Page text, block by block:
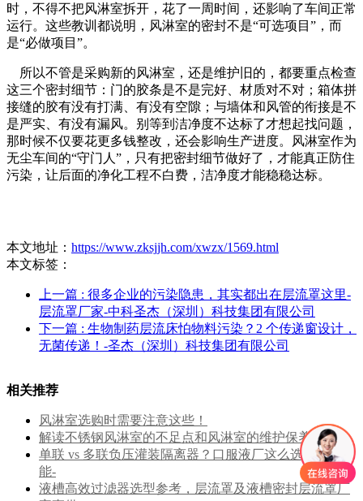
时，不得不把风淋室拆开，花了一周时间，还影响了车间正常
运行。这些教训都说明，风淋室的密封不是“可选项目”，而
是“必做项目”。
所以不管是采购新的风淋室，还是维护旧的，都要重点检查
这三个密封细节：门的胶条是不是完好、材质对不对；箱体拼
接缝的胶有没有打满、有没有空隙；与墙体和风管的衔接是不
是严实、有没有漏风。别等到洁净度不达标了才想起找问题，
那时候不仅要花更多钱整改，还会影响生产进度。风淋室作为
无尘车间的“守门人”，只有把密封细节做好了，才能真正防住
污染，让后面的净化工程不白费，洁净度才能稳稳达标。
本文地址： https://www.zksjjh.com/xwzx/1569.html
本文标签：
上一篇 : 很多企业的污染隐患，其实都出在层流罩这里-
层流罩厂家-中科圣杰（深圳）科技集团有限公司
下一篇 : 生物制药层流床怕物料污染？2 个传递窗设计，
无菌传递！-圣杰（深圳）科技集团有限公司
相关推荐
风淋室选购时需要注意这些！
解读不锈钢风淋室的不足点和风淋室的维护保养方式
单联 vs 多联负压灌装隔离器？口服液厂这么选更提产
能-
液槽高效过滤器选型参考，层流罩及液槽密封层流罩厂